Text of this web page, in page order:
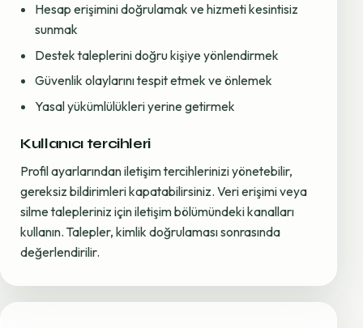
Hesap erişimini doğrulamak ve hizmeti kesintisiz
sunmak
Destek taleplerini doğru kişiye yönlendirmek
Güvenlik olaylarını tespit etmek ve önlemek
Yasal yükümlülükleri yerine getirmek
Kullanıcı tercihleri
Profil ayarlarından iletişim tercihlerinizi yönetebilir,
gereksiz bildirimleri kapatabilirsiniz. Veri erişimi veya
silme talepleriniz için iletişim bölümündeki kanalları
kullanın. Talepler, kimlik doğrulaması sonrasında
değerlendirilir.